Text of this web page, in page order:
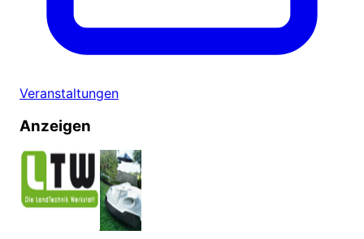
Veranstaltungen
Anzeigen